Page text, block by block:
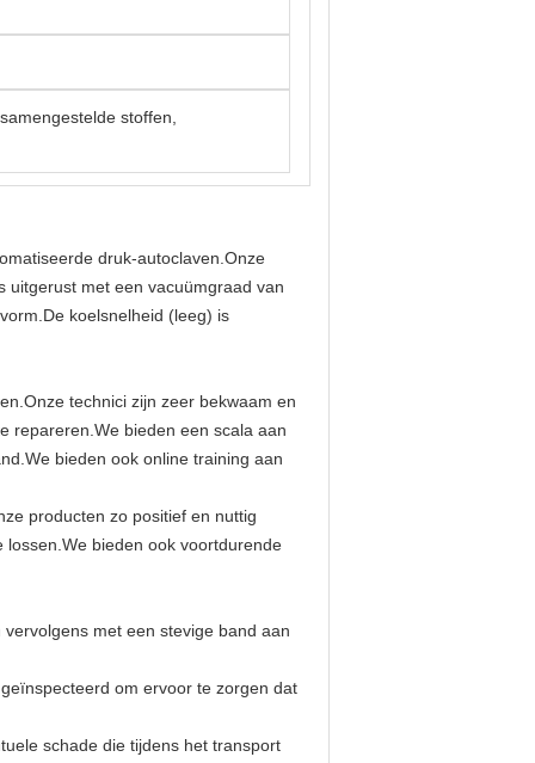
stoffen,
druk-autoclaven.Onze
uitgerust met een vacuümgraad van
koelsnelheid (leeg) is
technici zijn zeer bekwaam en
repareren.We bieden een scala aan
bieden ook online training aan
producten zo positief en nuttig
bieden ook voortdurende
met een stevige band aan
om ervoor te zorgen dat
schade die tijdens het transport